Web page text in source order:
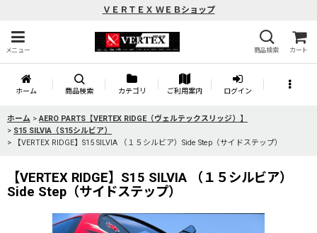
ＶＥＲＴＥＸ ＷＥＢショップ
メニュー 商品検索 カート
ホーム 商品検索 カテゴリ ご利用案内 ログイン
ホーム > AERO PARTS【VERTEX RIDGE（ヴェルテックスリッジ）】
> S15 SILVIA（S15シルビア）
>
【VERTEX RIDGE】S15 SILVIA （１５シルビア）Side Step（サイドステップ）
【VERTEX RIDGE】S15 SILVIA （１５シルビア）
Side Step（サイドステップ）